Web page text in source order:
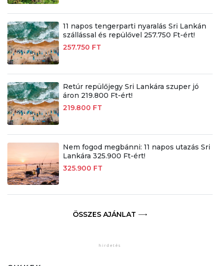
11 napos tengerparti nyaralás Sri Lankán
szállással és repülővel 257.750 Ft-ért!
257.750 FT
Retúr repülőjegy Sri Lankára szuper jó
áron 219.800 Ft-ért!
219.800 FT
Nem fogod megbánni: 11 napos utazás Sri
Lankára 325.900 Ft-ért!
325.900 FT
ÖSSZES AJÁNLAT